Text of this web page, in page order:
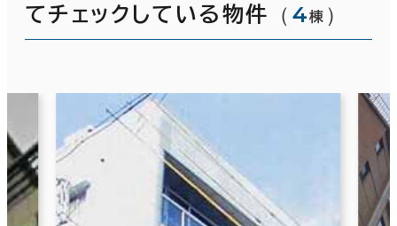
てチェックしている物件
（ 4棟 ）